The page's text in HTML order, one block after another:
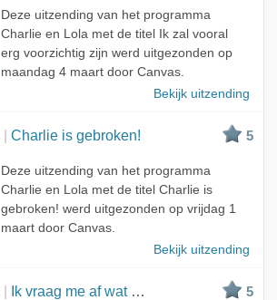
Deze uitzending van het programma
Charlie en Lola met de titel Ik zal vooral
erg voorzichtig zijn werd uitgezonden op
maandag 4 maart door Canvas.
Bekijk uitzending
Charlie is gebroken! 5
Deze uitzending van het programma
Charlie en Lola met de titel Charlie is
gebroken! werd uitgezonden op vrijdag 1
maart door Canvas.
Bekijk uitzending
Ik vraag me af wat voor een plant ik kweek 5